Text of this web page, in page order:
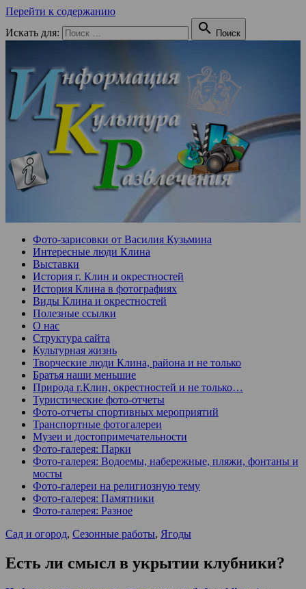
Перейти к содержанию
Искать для:
 Поиск
Фото-зарисовки от Василия Кузьмина
Интересные люди Клина
Выставки
История г. Клин и окрестностей
История Клина в фотографиях
Виды Клина и окрестностей
Полезные ссылки
О нас
Структура сайта
Культурная жизнь
Творческие люди Клина, района и не только
Братья наши меньшие
Природа г.Клин, окрестностей и не только…
Туристические фото-отчеты
Фото-отчеты спортивных мероприятий
Транспортные фотогалереи
Музеи и достопримечательности
Фото-галерея: Парки
Фото-галерея: Водоемы, набережные, пляжи, фонтаны и
мосты
Фото-галереи на религиозную тему
Фото-галерея: Памятники
Фото-галерея: Разное
Сад и огород, Сезонные работы, Ягоды
Есть ли смысл в укрытии клубники?